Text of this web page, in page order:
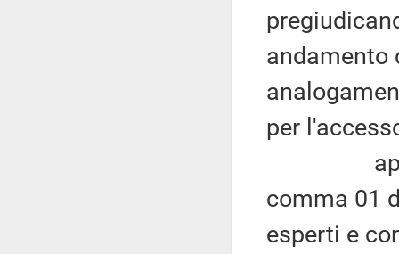
andamento
per
appare
comma 01
esperti e